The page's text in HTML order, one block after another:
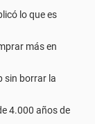
lo que es
más en
sin borrar la
4.000 años de